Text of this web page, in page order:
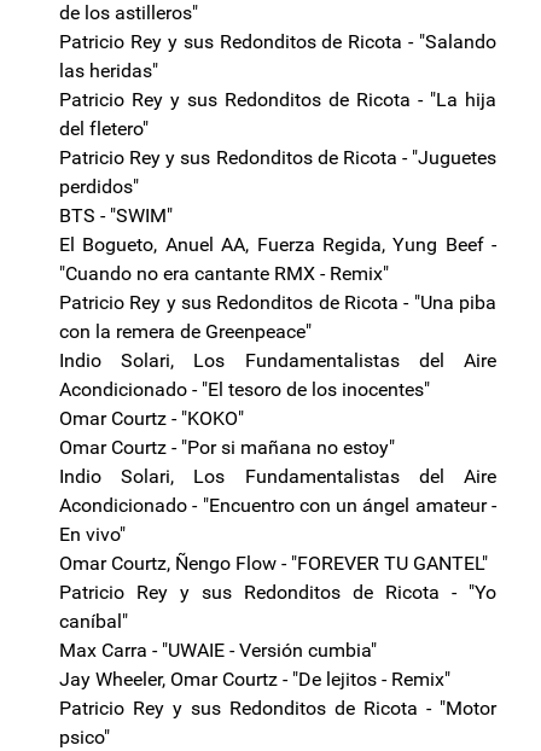
de los astilleros"
Patricio Rey y sus Redonditos de Ricota - "Salando
las heridas"
Patricio Rey y sus Redonditos de Ricota - "La hija
del fletero"
Patricio Rey y sus Redonditos de Ricota - "Juguetes
perdidos"
BTS - "SWIM"
El Bogueto, Anuel AA, Fuerza Regida, Yung Beef -
"Cuando no era cantante RMX - Remix"
Patricio Rey y sus Redonditos de Ricota - "Una piba
con la remera de Greenpeace"
Indio Solari, Los Fundamentalistas del Aire
Acondicionado - "El tesoro de los inocentes"
Omar Courtz - "KOKO"
Omar Courtz - "Por si mañana no estoy"
Indio Solari, Los Fundamentalistas del Aire
Acondicionado - "Encuentro con un ángel amateur -
En vivo"
Omar Courtz, Ñengo Flow - "FOREVER TU GANTEL"
Patricio Rey y sus Redonditos de Ricota - "Yo
caníbal"
Max Carra - "UWAIE - Versión cumbia"
Jay Wheeler, Omar Courtz - "De lejitos - Remix"
Patricio Rey y sus Redonditos de Ricota - "Motor
psico"